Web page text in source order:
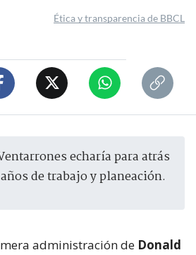
Ética y transparencia de BBCL
de trabajo y planeación.
administración de Donald